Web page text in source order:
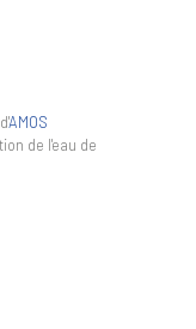
AMOS
de l'eau de